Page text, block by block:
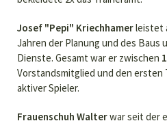
Josef "Pepi" Kriechhamerleistet
Jahren der Planung und des Baus
Dienste. Gesamt war er zwischen
Vorstandsmitglied und den ersten
aktiver Spieler.
Frauenschuh Walterwar seit der